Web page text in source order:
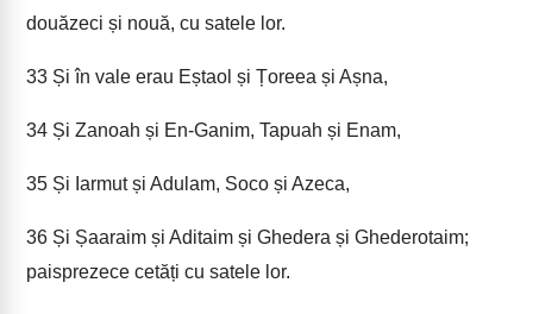
douăzeci și nouă, cu satele lor.
33 Și în vale erau Eștaol și Țoreea și Așna,
34 Și Zanoah și En-Ganim, Tapuah și Enam,
35 Și Iarmut și Adulam, Soco și Azeca,
36 Și Șaaraim și Aditaim și Ghedera și Ghederotaim;
paisprezece cetăți cu satele lor.